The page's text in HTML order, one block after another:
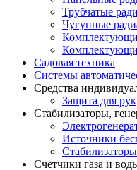
Трубчатые
Чугунные
Садовая техника
Системы
Средства
Защита для рук
Стабилизаторы,
Источники
Счетчики газа и